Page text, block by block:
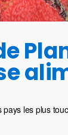
les plus